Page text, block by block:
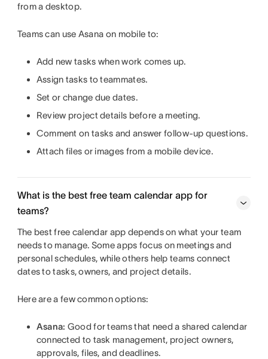
from a desktop.
Teams can use Asana on mobile to:
Add new tasks when work comes up.
Assign tasks to teammates.
Set or change due dates.
Review project details before a meeting.
Comment on tasks and answer follow-up questions.
Attach files or images from a mobile device.
What is the best free team calendar app for
teams?
The best free calendar app depends on what your team
needs to manage. Some apps focus on meetings and
personal schedules, while others help teams connect
dates to tasks, owners, and project details.
Here are a few common options:
Asana: Good for teams that need a shared calendar
connected to task management, project owners,
approvals, files, and deadlines.